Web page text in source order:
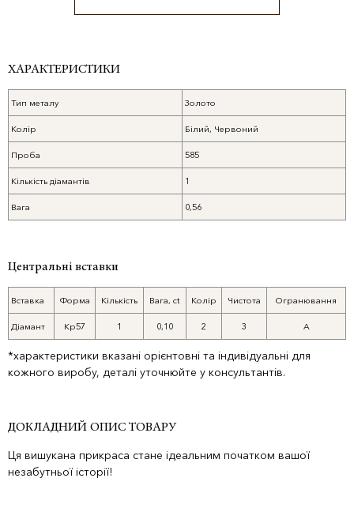
ХАРАКТЕРИСТИКИ
Тип металу Золото
Колір Білий, Червоний
Проба 585
Кількість діамантів 1
Вага 0,56
Центральні вставки
Вставка Форма Кількість Вага, ct Колір Чистота Огранювання
Діамант Кр57 1 0,10 2 3 А
*характеристики вказані орієнтовні та індивідуальні для
кожного виробу, деталі уточнюйте у консультантів.
ДОКЛАДНИЙ ОПИС ТОВАРУ
Ця вишукана прикраса стане ідеальним початком вашої
незабутньої історії!